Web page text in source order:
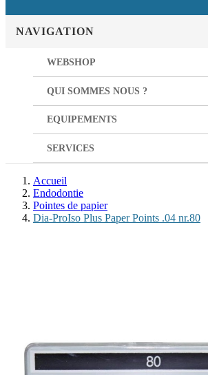
NAVIGATION
WEBSHOP
QUI SOMMES NOUS ?
EQUIPEMENTS
SERVICES
Accueil
Endodontie
Pointes de papier
Dia-ProIso Plus Paper Points .04 nr.80